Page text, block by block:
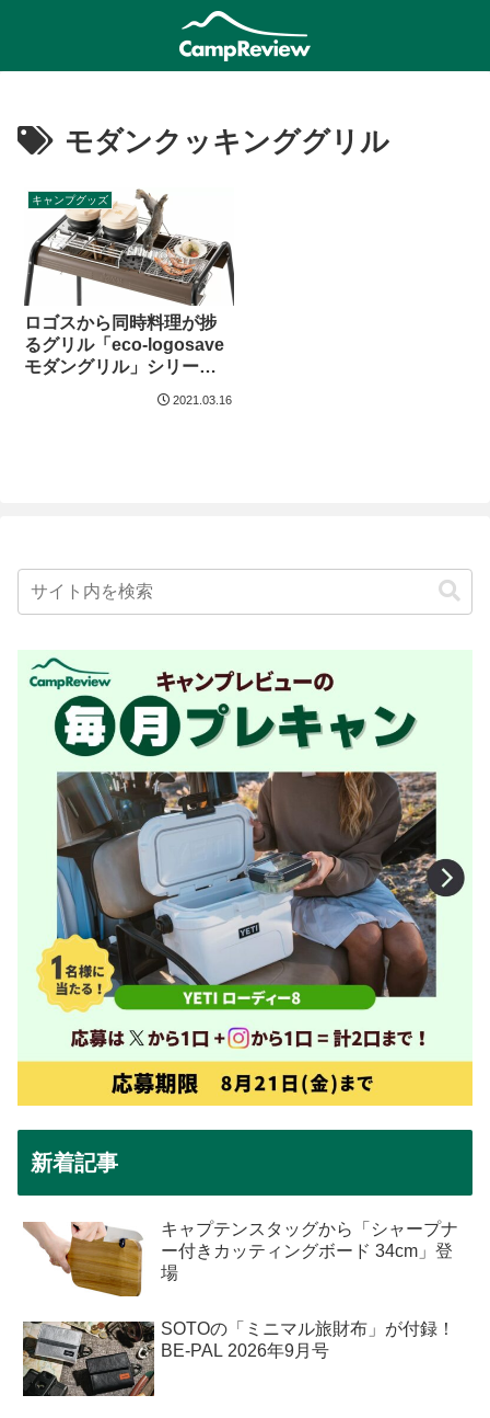
モダンクッキンググリル
キャンプグッズ
ロゴスから同時料理が捗
るグリル「eco-logosave
モダングリル」シリーズ
2021.03.16
新着記事
キャプテンスタッグから「シャープナ
ー付きカッティングボード 34cm」登
場
SOTOの「ミニマル旅財布」が付録！
BE-PAL 2026年9月号